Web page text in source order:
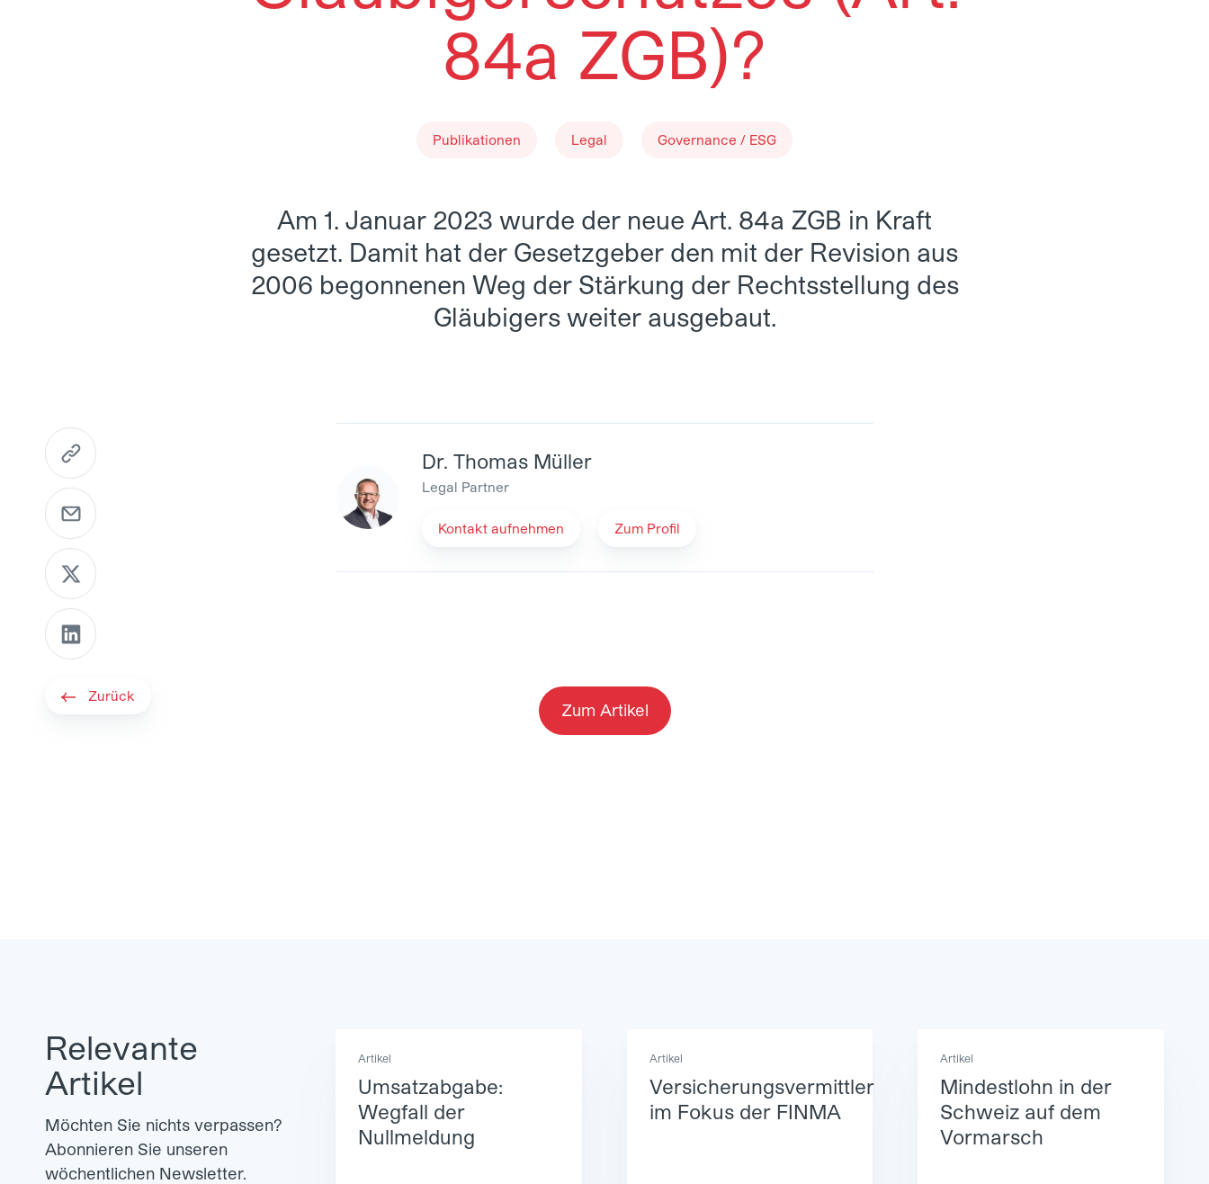
84a ZGB)?
Publikationen Legal Governance / ESG
Am 1. Januar 2023 wurde der neue Art. 84a ZGB in Kraft
gesetzt. Damit hat der Gesetzgeber den mit der Revision aus
2006 begonnenen Weg der Stärkung der Rechtsstellung des
Gläubigers weiter ausgebaut.
Dr. Thomas Müller
Legal Partner
Kontakt aufnehmen Zum Profil
Zum Artikel
https://www.mme.ch/de-ch/magazin/publikationen/neues-stiftungsrecht-staerkung-des-glaeubigerschutzes-art-84a-zgb
E-Mail senden
Per X teilen
Per LinkedIn teilen
Zurück
Relevante
Artikel
Möchten Sie nichts verpassen?
Abonnieren Sie unseren
wöchentlichen Newsletter.
Artikel
Umsatzabgabe:
Wegfall der
Nullmeldung
Artikel
Versicherungsvermittler
im Fokus der FINMA
Artikel
Mindestlohn in der
Schweiz auf dem
Vormarsch